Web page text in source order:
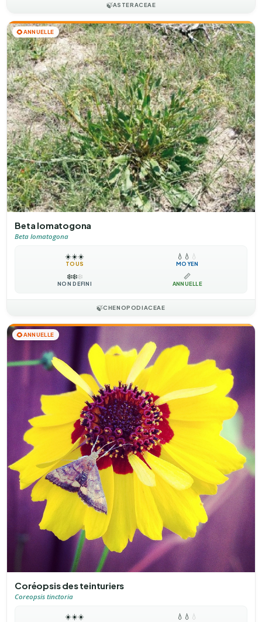
🍃ASTERACEAE
🌻ANNUELLE
Beta lomatogona
Beta lomatogona
☀️☀️☀️
TOUS
💧 💧 💧
MOYEN
❄️❄️❄️
NON DÉFINI
📏
ANNUELLE
🍃CHENOPODIACEAE
🌻ANNUELLE
Coréopsis des teinturiers
Coreopsis tinctoria
☀️☀️☀️ 💧 💧 💧